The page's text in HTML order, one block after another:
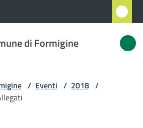
di Formigine
/ Eventi / 2018 /